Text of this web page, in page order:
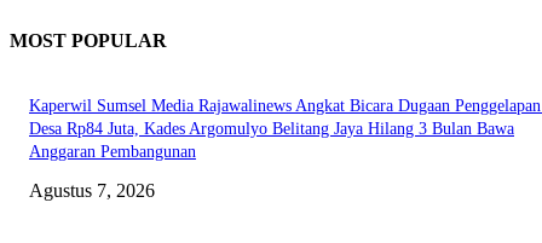
MOST POPULAR
Kaperwil Sumsel Media Rajawalinews Angkat Bicara Dugaan
Desa Rp84 Juta, Kades Argomulyo Belitang Jaya Hilang 3 Bulan Bawa
Anggaran Pembangunan
Agustus 7, 2026